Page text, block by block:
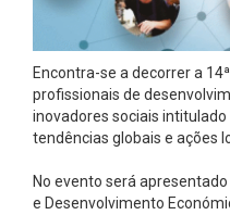
Encontra-se a decorrer a
profissionais de
inovadores sociais
tendências globais e ações
No evento será
e Desenvolvimento